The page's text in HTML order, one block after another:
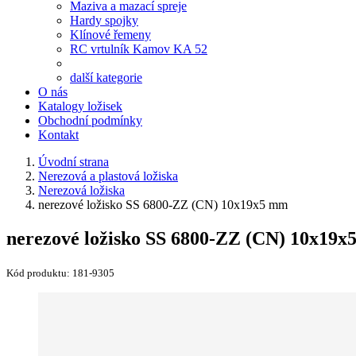
Maziva a mazací spreje
Hardy spojky
Klínové řemeny
RC vrtulník Kamov KA 52
další kategorie
O nás
Katalogy ložisek
Obchodní podmínky
Kontakt
Úvodní strana
Nerezová a plastová ložiska
Nerezová ložiska
nerezové ložisko SS 6800-ZZ (CN) 10x19x5 mm
nerezové ložisko SS 6800-ZZ (CN)
Kód produktu: 181-9305